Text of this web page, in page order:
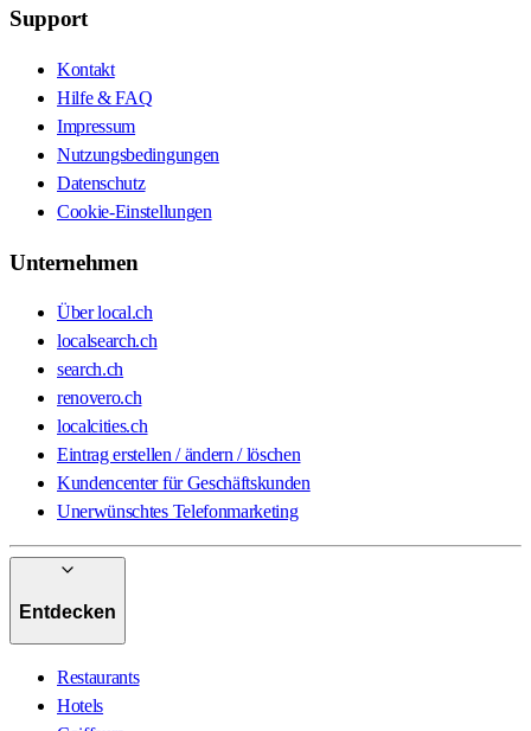
Support
Kontakt
Hilfe & FAQ
Impressum
Nutzungsbedingungen
Datenschutz
Cookie-Einstellungen
Unternehmen
Über local.ch
localsearch.ch
search.ch
renovero.ch
localcities.ch
Eintrag erstellen / ändern / löschen
Kundencenter für Geschäftskunden
Unerwünschtes Telefonmarketing
Entdecken
Restaurants
Hotels